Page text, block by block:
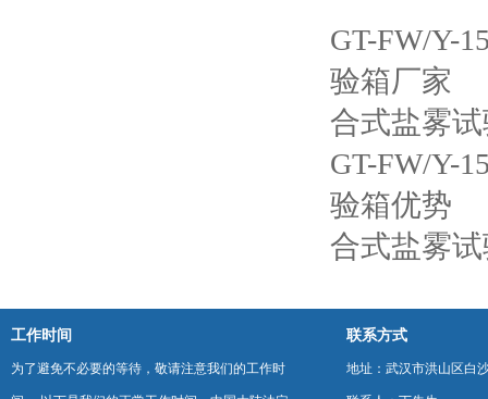
GT-FW/Y-
验箱厂家
合式盐雾
GT-FW/Y-
验箱优势
合式盐雾
工作时间
为了避免不必要的等待，敬请注意我们的工作时
联系方式
地址：武汉市洪山区白